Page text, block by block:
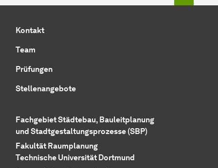
Kontakt
Team
Prüfungen
Stellenangebote
Fachgebiet Städtebau, Bauleitplanung
und Stadtgestaltungsprozesse (SBP)
Fakultät Raumplanung
Technische Universität Dortmund